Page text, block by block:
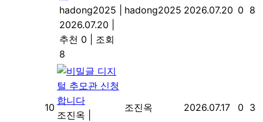
hadong2025
2026.07.20
추천 0
조회
8
hadong2025 2026.07.20 0 8
10
디지
털 추모관 신청
합니다
조진옥
조진옥 2026.07.17 0 3